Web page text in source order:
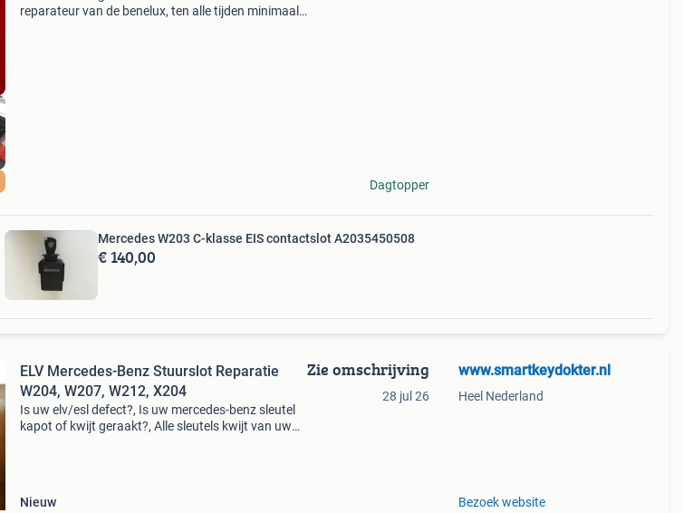
reparateur van de benelux, ten alle tijden minimaal
Dagtopper
Mercedes W203 C-klasse EIS contactslot A2035450508
€ 140,00
ELV Mercedes-Benz Stuurslot Reparatie
W204, W207, W212, X204
Is uw elv/esl defect?, Is uw mercedes-benz sleutel
kapot of kwijt geraakt?, Alle sleutels kwijt van uw
Nieuw
Zie omschrijving
28 jul 26
www.smartkeydokter.nl
Heel Nederland
Bezoek website